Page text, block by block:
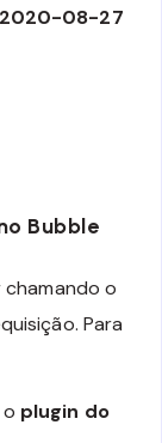
2020-08-27
Bubble
o
Para
plugin do